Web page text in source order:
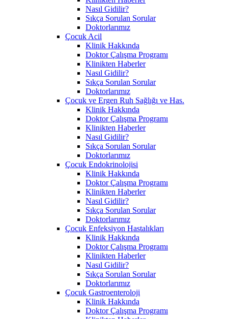
Nasıl Gidilir?
Sıkça Sorulan Sorular
Doktorlarımız
Çocuk Acil
Klinik Hakkında
Doktor Çalışma Programı
Klinikten Haberler
Nasıl Gidilir?
Sıkça Sorulan Sorular
Doktorlarımız
Çocuk ve Ergen Ruh Sağlığı ve Has.
Klinik Hakkında
Doktor Çalışma Programı
Klinikten Haberler
Nasıl Gidilir?
Sıkça Sorulan Sorular
Doktorlarımız
Çocuk Endokrinolojisi
Klinik Hakkında
Doktor Çalışma Programı
Klinikten Haberler
Nasıl Gidilir?
Sıkça Sorulan Sorular
Doktorlarımız
Çocuk Enfeksiyon Hastalıkları
Klinik Hakkında
Doktor Çalışma Programı
Klinikten Haberler
Nasıl Gidilir?
Sıkça Sorulan Sorular
Doktorlarımız
Çocuk Gastroenteroloji
Klinik Hakkında
Doktor Çalışma Programı